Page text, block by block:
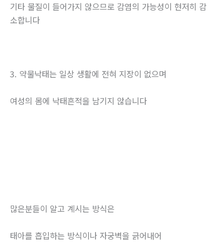
기타 물질이 들어가지 않으므로 감염의 가능성이 현저히 감
소합니다
3. 약물낙태는 일상 생활에 전혀 지장이 없으며
여성의 몸에 낙태흔적을 남기지 않습니다
많은분들이 알고 계시는 방식은
태아를 흡입하는 방식이나 자궁벽을 긁어내어